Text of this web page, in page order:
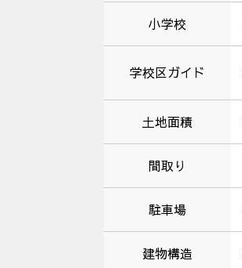
小学校
学校区ガイド
土地面積
間取り
駐車場
建物構造